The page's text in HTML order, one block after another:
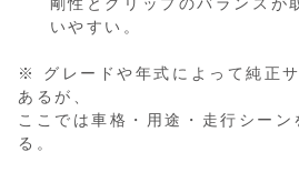
いやすい。
※ グレードや年式によって純正
あるが、
ここでは車格・用途・走行シーン
る。